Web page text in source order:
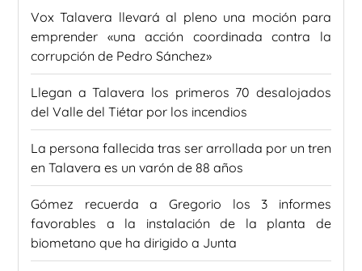
Vox Talavera llevará al pleno una moción para
emprender «una acción coordinada contra la
corrupción de Pedro Sánchez»
Llegan a Talavera los primeros 70 desalojados
del Valle del Tiétar por los incendios
La persona fallecida tras ser arrollada por un tren
en Talavera es un varón de 88 años
Gómez recuerda a Gregorio los 3 informes
favorables a la instalación de la planta de
biometano que ha dirigido a Junta